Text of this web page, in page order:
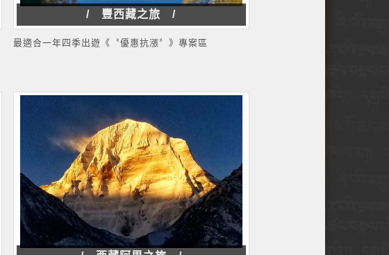
/ 豐西藏之旅 /
最適合一年四季出遊《〝優惠抗漲〞》專案區